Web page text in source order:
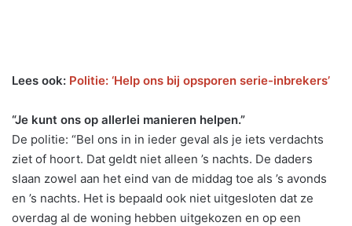
Lees ook: Politie: ‘Help ons bij opsporen serie-inbrekers’
“Je kunt ons op allerlei manieren helpen.”
De politie: “Bel ons in in ieder geval als je iets verdachts
ziet of hoort. Dat geldt niet alleen ’s nachts. De daders
slaan zowel aan het eind van de middag toe als ’s avonds
en ’s nachts. Het is bepaald ook niet uitgesloten dat ze
overdag al de woning hebben uitgekozen en op een